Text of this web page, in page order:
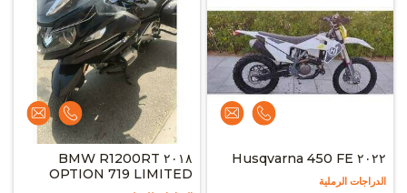
٢٠٢٢ Husqvarna 450 FE
الدراجات الرملية
٢٠١٨ BMW R1200RT
OPTION 719 LIMITED
EDITION